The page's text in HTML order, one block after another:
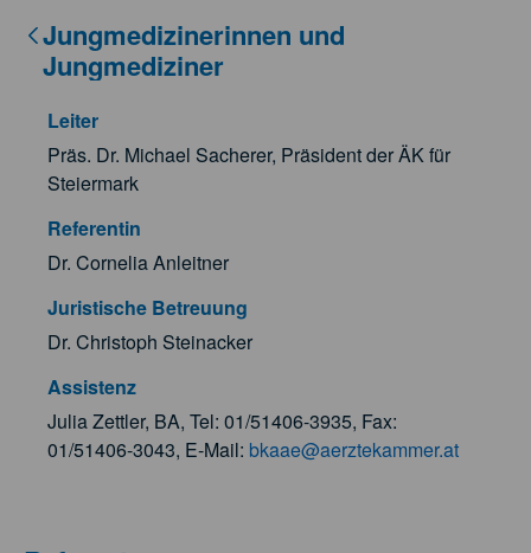
Jungmedizinerinnen und
Jungmediziner
Leiter
Präs. Dr. Michael Sacherer, Präsident der ÄK für
Steiermark
Referentin
Dr. Cornelia Anleitner
Juristische Betreuung
Dr. Christoph Steinacker
Assistenz
Julia Zettler, BA, Tel: 01/51406-3935, Fax:
01/51406-3043, E-Mail: bkaae@aerztekammer.at